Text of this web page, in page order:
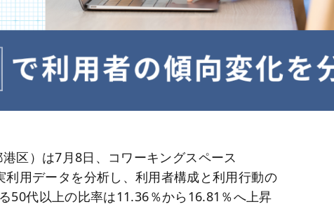
区）は7月8日、コワーキングスペース
用データを分析し、利用者構成と利用行動の
50代以上の比率は11.36％から16.81％へ上昇